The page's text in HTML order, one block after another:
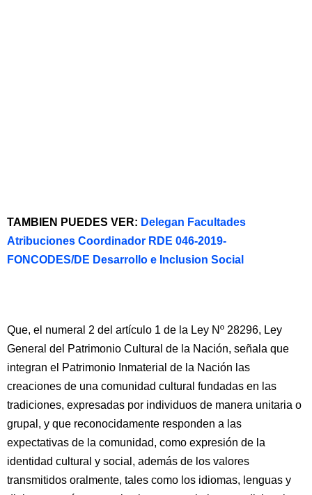
TAMBIEN PUEDES VER: Delegan Facultades
Atribuciones Coordinador RDE 046-2019-
FONCODES/DE Desarrollo e Inclusion Social
Que, el numeral 2 del artículo 1 de la Ley Nº 28296, Ley
General del Patrimonio Cultural de la Nación, señala que
integran el Patrimonio Inmaterial de la Nación las
creaciones de una comunidad cultural fundadas en las
tradiciones, expresadas por individuos de manera unitaria o
grupal, y que reconocidamente responden a las
expectativas de la comunidad, como expresión de la
identidad cultural y social, además de los valores
transmitidos oralmente, tales como los idiomas, lenguas y